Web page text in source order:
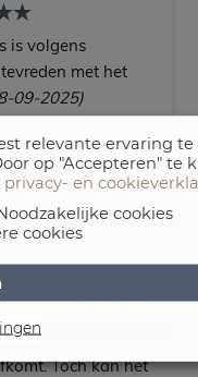
is volgens
met het
09-2025)
te bewaren
wel het
geen ander dat er in
Toch kan het
relevante ervaring
op "Accepteren" te
privacy- en
cookies
cookies